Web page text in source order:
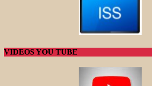
VIDEOS YOU TUBE